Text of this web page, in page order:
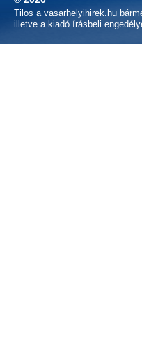
Tilos a vasarhelyihirek.hu
illetve a kiadó írásbeli